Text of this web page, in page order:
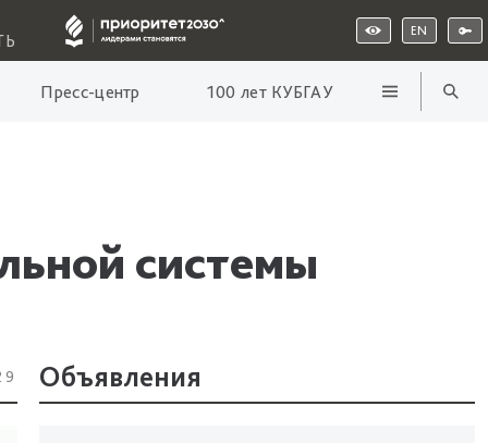
EN
Пресс-центр 100 лет КУБГАУ
системы
Объявления